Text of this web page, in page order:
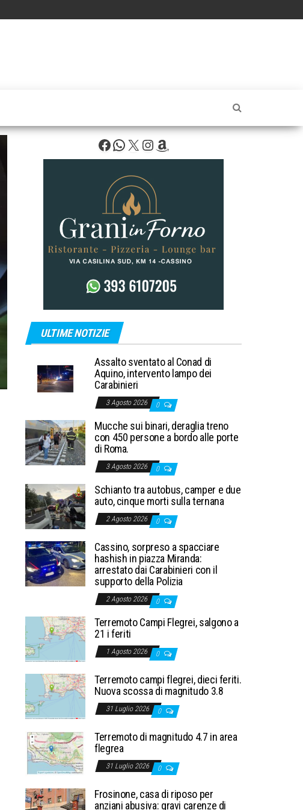
Facebook
WhatsApp
X Instagram
Amazon
ULTIME NOTIZIE
Assalto sventato al Conad di
Aquino, intervento lampo dei
Carabinieri
3 Agosto 2026 0
Mucche sui binari, deraglia treno
con 450 persone a bordo alle porte
di Roma.
3 Agosto 2026 0
Schianto tra autobus, camper e due
auto, cinque morti sulla ternana
2 Agosto 2026 0
Cassino, sorpreso a spacciare
hashish in piazza Miranda:
arrestato dai Carabinieri con il
supporto della Polizia
2 Agosto 2026 0
Terremoto Campi Flegrei, salgono a
21 i feriti
1 Agosto 2026 0
Terremoto campi flegrei, dieci feriti.
Nuova scossa di magnitudo 3.8
31 Luglio 2026 0
Terremoto di magnitudo 4.7 in area
flegrea
31 Luglio 2026 0
Frosinone, casa di riposo per
anziani abusiva: gravi carenze di